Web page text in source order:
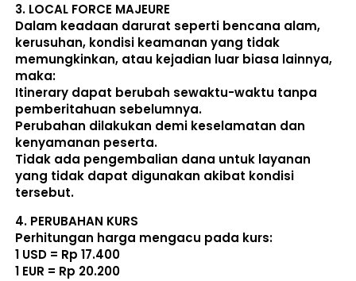
3. LOCAL FORCE MAJEURE
Dalam keadaan darurat seperti bencana alam,
kerusuhan, kondisi keamanan yang tidak
memungkinkan, atau kejadian luar biasa lainnya,
maka:
Itinerary dapat berubah sewaktu-waktu tanpa
pemberitahuan sebelumnya.
Perubahan dilakukan demi keselamatan dan
kenyamanan peserta.
Tidak ada pengembalian dana untuk layanan
yang tidak dapat digunakan akibat kondisi
tersebut.
4. PERUBAHAN KURS
Perhitungan harga mengacu pada kurs:
1 USD = Rp 17.400
1 EUR = Rp 20.200